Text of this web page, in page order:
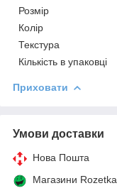
Розмір
Колір
Текстура
Кількість в упаковці
Приховати
Умови доставки
Нова Пошта
Магазини Rozetka